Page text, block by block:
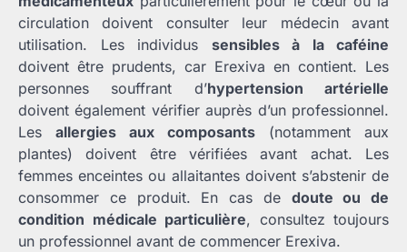
circulation doivent consulter leur médecin avant
utilisation. Les individus sensibles à la caféine
doivent être prudents, car Erexiva en contient. Les
personnes souffrant d’hypertension artérielle
doivent également vérifier auprès d’un professionnel.
Les allergies aux composants (notamment aux
plantes) doivent être vérifiées avant achat. Les
femmes enceintes ou allaitantes doivent s’abstenir de
consommer ce produit. En cas de doute ou de
condition médicale particulière, consultez toujours
un professionnel avant de commencer Erexiva.